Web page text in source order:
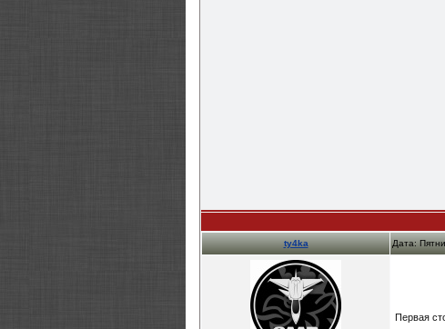
ty4ka Дата:
Первая